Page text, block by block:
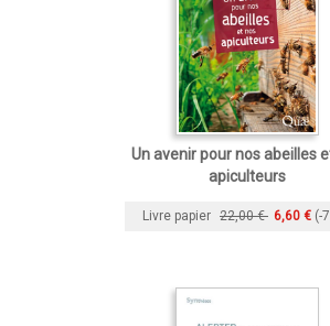
Un avenir pour nos abeilles
apiculteurs
Livre papier 22,00 € 6,60 € (-